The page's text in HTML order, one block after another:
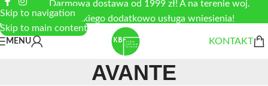
Skip to navigation
Skip to main content
Darmowa dostawa od 1999 zł! A na terenie woj.
łódzkiego dodatkowo usługa wniesienia!
MENU KONTAKT
AVANTE